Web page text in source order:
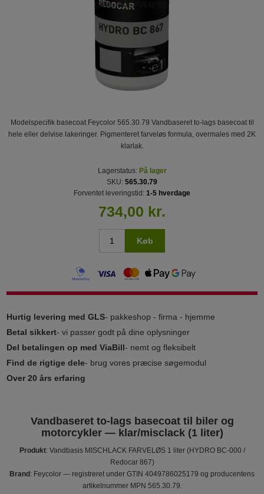
Modelspecifik basecoat Feycolor 565.30.79 Vandbaseret to-lags basecoat til
hele eller delvise lakeringer. Pigmenteret farveløs formula, overmales med 2K
klarlak.
Lagerstatus: På lager
SKU: 565.30.79
Forventet leveringstid: 1-5 hverdage
734,00 kr.
Køb
Hurtig levering med GLS- pakkeshop - firma - hjemme
Betal sikkert- vi passer godt på dine oplysninger
Del betalingen op med ViaBill- nemt og fleksibelt
Find de rigtige dele- brug vores præcise søgemodul
Over 20 års erfaring
Vandbaseret to-lags basecoat til biler og
motorcykler — klar/misclack (1 liter)
Produkt: Vandbasis MISCHLACK FARVELØS 1 liter (HYDRO BC-000 /
Redocar 867)
Brand: Feycolor — registreret under GTIN 4049786025179 og producentens
artikelnummer MPN 565.30.79.